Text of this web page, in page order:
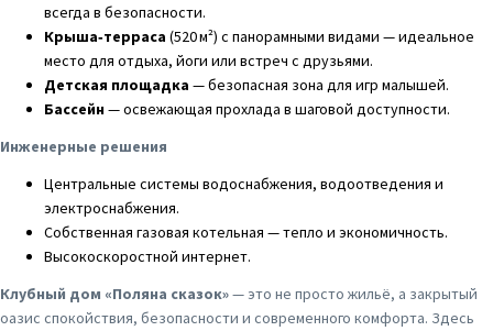
всегда в безопасности.
Крыша‑терраса (520 м²) с панорамными видами — идеальное
место для отдыха, йоги или встреч с друзьями.
Детская площадка — безопасная зона для игр малышей.
Бассейн— освежающая прохлада в шаговой доступности.
Инженерные решения
Центральные системы водоснабжения, водоотведения и
электроснабжения.
Собственная газовая котельная — тепло и экономичность.
Высокоскоростной интернет.
Клубный дом «Поляна сказок»— это не просто жильё, а закрытый
оазис спокойствия, безопасности и современного комфорта. Здесь